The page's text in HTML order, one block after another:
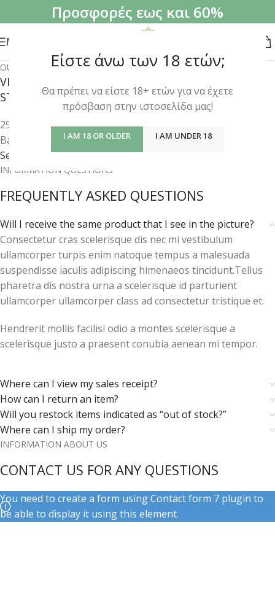
Είστε άνω των 18 ετών;
Θα πρέπει να είστε 18+ ετών για να έχετε
πρόσβαση στην ιστοσελίδα μας!
I AM 18 OR OLDER I AM UNDER 18
Προσφορές εως και 60%
MENU
OUR STORES
VISIT OUR NEW
STORE IN NEW YORK
294 Bay Meadows Ave.
Bay Shore, NY 11706
See More About
INFORMATION QUESTIONS
FREQUENTLY ASKED QUESTIONS
Will I receive the same product that I see in the picture?
Consectetur cras scelerisque dis nec mi vestibulum
ullamcorper turpis enim natoque tempus a malesuada
suspendisse iaculis adipiscing himenaeos tincidunt.Tellus
pharetra dis nostra urna a scelerisque id parturient
ullamcorper ullamcorper class ad consectetur tristique et.
Hendrerit mollis facilisi odio a montes scelerisque a
scelerisque justo a praesent conubia aenean mi tempor.
Where can I view my sales receipt?
How can I return an item?
Will you restock items indicated as “out of stock?”
Where can I ship my order?
INFORMATION ABOUT US
CONTACT US FOR ANY QUESTIONS
You need to create a form using Contact form 7 plugin to
be able to display it using this element.